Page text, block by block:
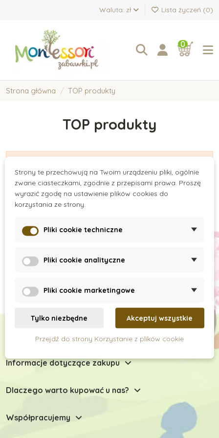
Waluta: zł Lista życzeń (0)
0
Strona główna TOP produkty
TOP produkty
Subskrypcja newslettera
Chętnie Państwu doradzimy
Informacje dotyczące zakupu
Dlaczego warto kupować u nas?
Współpracujemy
Strony te przechowują na Twoim urządzeniu pliki, ogólnie
zwane ciasteczkami, zgodnie z przepisami prawa. Proszę
wyrazić zgodę na ustawienie plików cookies do
korzystania ze strony.
Pliki cookie techniczne
Pliki cookie analityczne
Pliki cookie marketingowe
Tylko niezbędne Akceptuj wszystkie
Przejdź do strony Korzystanie z plików cookie